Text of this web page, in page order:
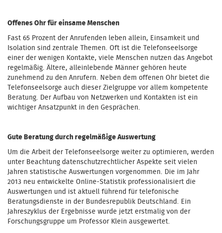
Offenes Ohr für einsame Menschen
Fast 65 Prozent der Anrufenden leben allein, Einsamkeit und
Isolation sind zentrale Themen. Oft ist die Telefonseelsorge
einer der wenigen Kontakte, viele Menschen nutzen das Angebot
regelmäßig. Ältere, alleinlebende Männer gehören heute
zunehmend zu den Anrufern. Neben dem offenen Ohr bietet die
Telefonseelsorge auch dieser Zielgruppe vor allem kompetente
Beratung. Der Aufbau von Netzwerken und Kontakten ist ein
wichtiger Ansatzpunkt in den Gesprächen.
Gute Beratung durch regelmäßige Auswertung
Um die Arbeit der Telefonseelsorge weiter zu optimieren, werden
unter Beachtung datenschutzrechtlicher Aspekte seit vielen
Jahren statistische Auswertungen vorgenommen. Die im Jahr
2013 neu entwickelte Online-Statistik professionalisiert die
Auswertungen und ist aktuell führend für telefonische
Beratungsdienste in der Bundesrepublik Deutschland. Ein
Jahreszyklus der Ergebnisse wurde jetzt erstmalig von der
Forschungsgruppe um Professor Klein ausgewertet.